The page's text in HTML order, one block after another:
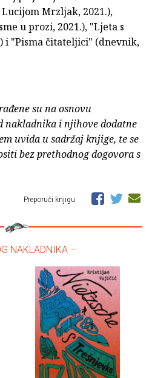
Mrzljak, 2021.),
u prozi, 2021.), "Ljeta s
i "Pisma čitateljici" (dnevnik,
su na osnovu
nakladnika i njihove dodatne
uvida u sadržaj knjige, te se
bez prethodnog dogovora s
Preporuči knjigu
NAKLADNIKA –